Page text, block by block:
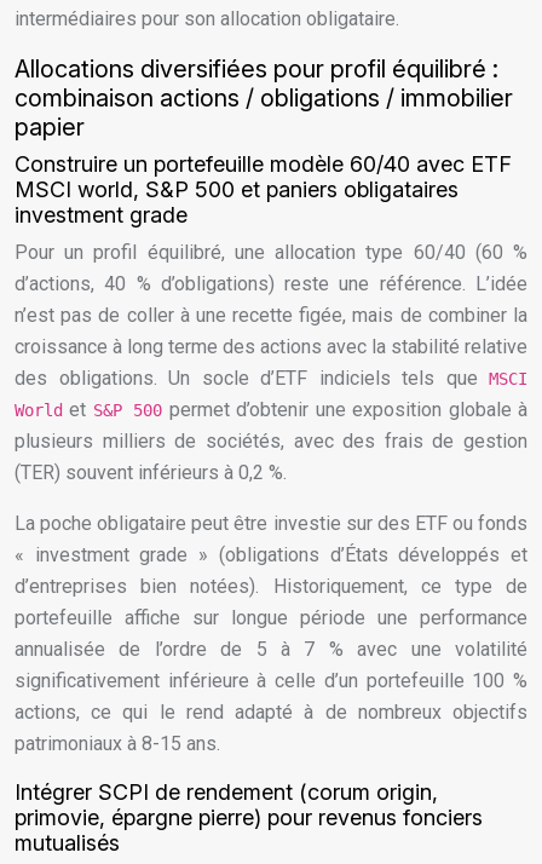
intermédiaires pour son allocation obligataire.
Allocations diversifiées pour profil équilibré :
combinaison actions / obligations / immobilier
papier
Construire un portefeuille modèle 60/40 avec ETF
MSCI world, S&P 500 et paniers obligataires
investment grade
Pour un profil équilibré, une allocation type 60/40 (60 %
d’actions, 40 % d’obligations) reste une référence. L’idée
n’est pas de coller à une recette figée, mais de combiner la
croissance à long terme des actions avec la stabilité relative
des obligations. Un socle d’ETF indiciels tels que MSCI
World et S&P 500 permet d’obtenir une exposition globale à
plusieurs milliers de sociétés, avec des frais de gestion
(TER) souvent inférieurs à 0,2 %.
La poche obligataire peut être investie sur des ETF ou fonds
« investment grade » (obligations d’États développés et
d’entreprises bien notées). Historiquement, ce type de
portefeuille affiche sur longue période une performance
annualisée de l’ordre de 5 à 7 % avec une volatilité
significativement inférieure à celle d’un portefeuille 100 %
actions, ce qui le rend adapté à de nombreux objectifs
patrimoniaux à 8-15 ans.
Intégrer SCPI de rendement (corum origin,
primovie, épargne pierre) pour revenus fonciers
mutualisés